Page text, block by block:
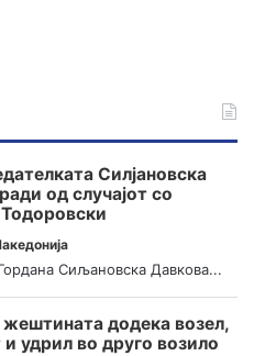
Силјановска
од случајот со
Сиљановска Давкова...
додека возел,
и удрил во друго возило